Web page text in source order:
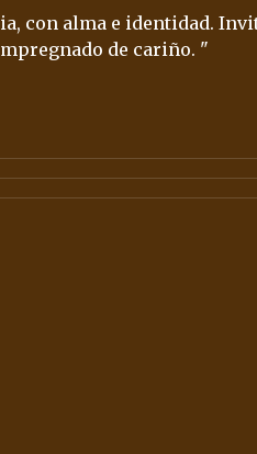
con alma e identidad.
de cariño. "